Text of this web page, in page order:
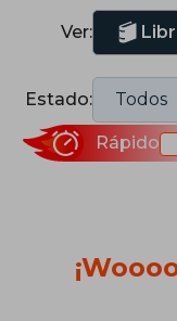
Ver:
Estado: Todos
Rápido